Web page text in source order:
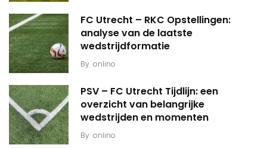
FC Utrecht – RKC Opstellingen:
analyse van de laatste
wedstrijdformatie
By onlino
PSV – FC Utrecht Tijdlijn: een
overzicht van belangrijke
wedstrijden en momenten
By onlino